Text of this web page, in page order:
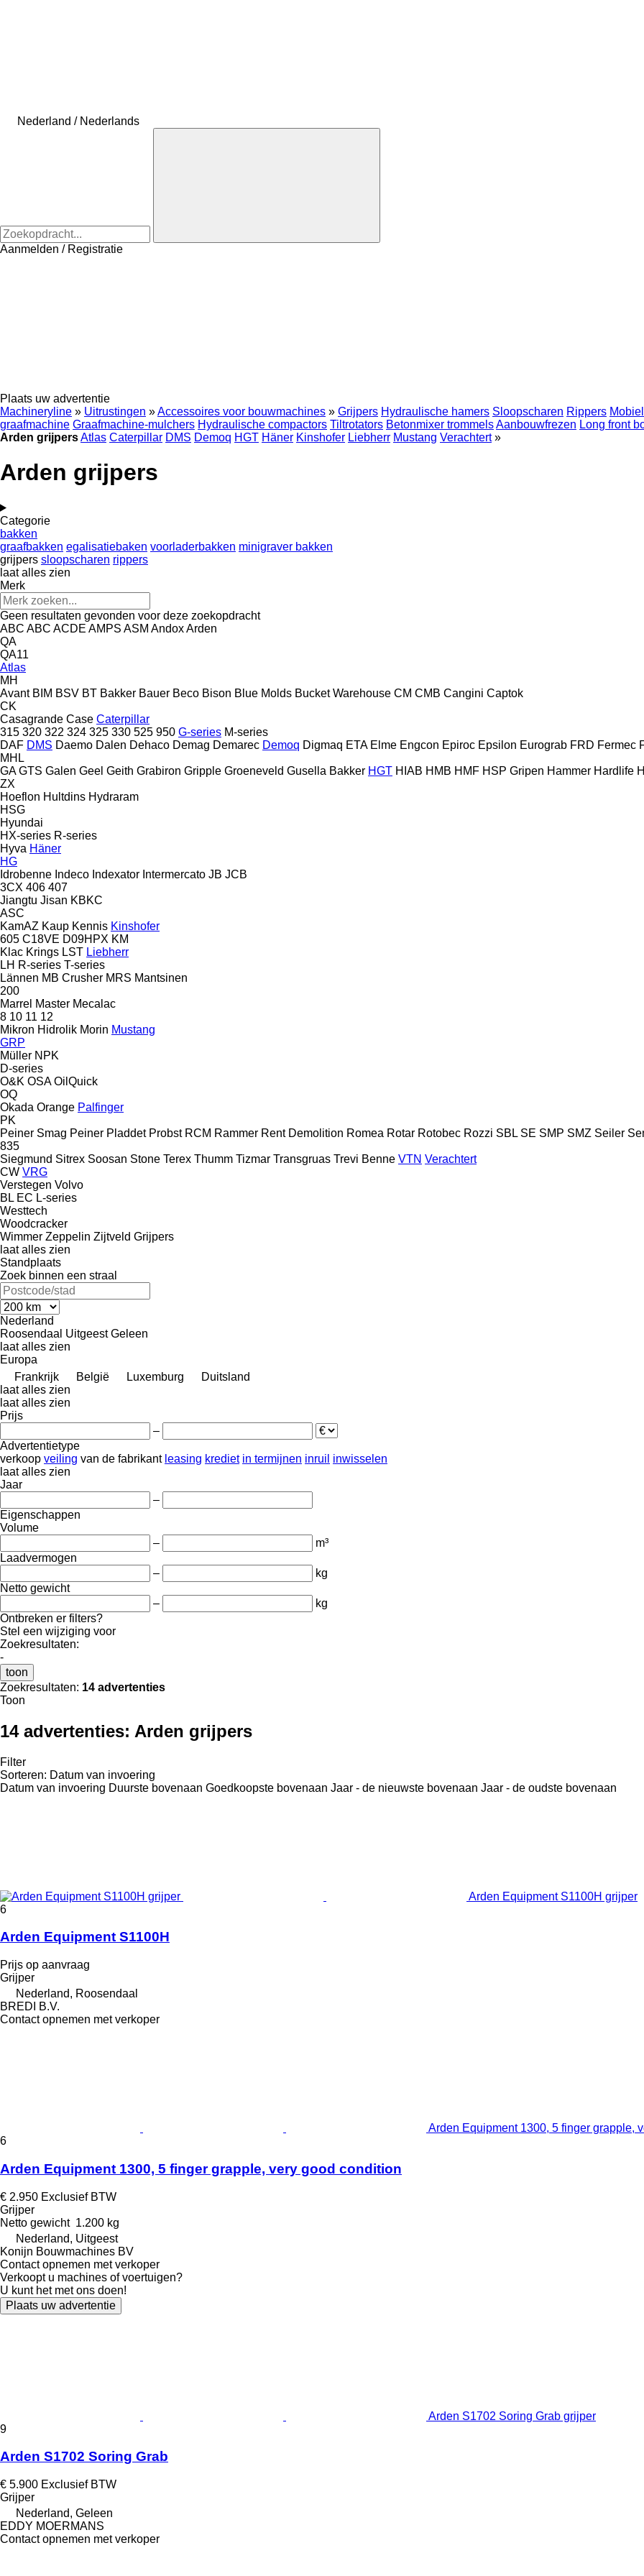
Nederland / Nederlands
Aanmelden / Registratie
Plaats uw advertentie
Machineryline » Uitrustingen »Accessoires voor bouwmachines » Grijpers Hydraulische hamers Sloopscharen Rippers
graafmachine Graafmachine-mulchers Hydraulische compactors Tiltrotators Betonmixer trommelsAanbouwfrezen Long front
Arden grijpersAtlas Caterpillar DMS Demoq HGT Häner Kinshofer Liebherr Mustang Verachtert »
Arden grijpers
Categorie
bakken
graafbakken egalisatiebaken voorladerbakken minigraver bakken
grijpers sloopscharen rippers
laat alles zien
Merk
Geen resultaten gevonden voor deze zoekopdracht
ABC ABC ACDE AMPS ASM AndoxArden
QA
QA11
Atlas
MH
Avant BIM BSV BT Bakker Bauer Beco Bison Blue Molds Bucket Warehouse CM CMB Cangini Captok
CK
Casagrande Case Caterpillar
315 320 322 324 325 330 525 950 G-series M-series
DAF DMS Daemo Dalen Dehaco Demag Demarec Demoq Digmaq ETA Elme Engcon Epiroc Epsilon Eurograb FRD Fermec
MHL
GA GTS Galen Geel Geith Grabiron Gripple Groeneveld Gusella Bakker HGT HIAB HMB HMF HSP Gripen Hammer Hardlife
ZX
Hoeflon Hultdins Hydraram
HSG
Hyundai
HX-series R-series
Hyva Häner
HG
Idrobenne Indeco Indexator Intermercato JB JCB
3CX 406 407
Jiangtu Jisan KBKC
ASC
KamAZ Kaup Kennis Kinshofer
605 C18VE D09HPX KM
Klac Krings LST Liebherr
LH R-series T-series
Lännen MB Crusher MRS Mantsinen
200
Marrel Master Mecalac
8 10 11 12
Mikron Hidrolik Morin Mustang
GRP
Müller NPK
D-series
O&K OSA OilQuick
OQ
Okada Orange Palfinger
PK
Peiner Smag Peiner Pladdet Probst RCM Rammer Rent Demolition Romea Rotar Rotobec Rozzi SBL SE SMP SMZ Seiler
835
Siegmund Sitrex Soosan Stone Terex Thumm Tizmar Transgruas Trevi Benne VTN Verachtert
CW VRG
Verstegen Volvo
BL EC L-series
Westtech
Woodcracker
Wimmer Zeppelin Zijtveld Grijpers
laat alles zien
Standplaats
Zoek binnen een straal
Nederland
Roosendaal Uitgeest Geleen
laat alles zien
Europa
Frankrijk
België Luxemburg
Duitsland
laat alles zien
laat alles zien
Prijs
–
Advertentietype
verkoop veiling van de fabrikant leasing krediet in termijnen inruil inwisselen
laat alles zien
Jaar
–
Eigenschappen
Volume
–
m³
Laadvermogen
–
kg
Netto gewicht
–
kg
Ontbreken er filters?
Stel een wijziging voor
Zoekresultaten:
-
toon
Zoekresultaten: 14 advertenties
Toon
14 advertenties: Arden grijpers
Filter
Sorteren: Datum van invoering
Datum van invoering Duurste bovenaan Goedkoopste bovenaan Jaar - de nieuwste bovenaan Jaar - de oudste bovenaan
Arden Equipment S1100H grijper
6
Arden Equipment S1100H
Prijs op aanvraag
Grijper
Nederland, Roosendaal
BREDI B.V.
Contact opnemen met verkoper
Arden Equipment 1300, 5 finger grapple,
6
Arden Equipment 1300, 5 finger grapple, very good condition
€ 2.950 Exclusief BTW
Grijper
Netto gewicht 1.200 kg
Nederland, Uitgeest
Konijn Bouwmachines BV
Contact opnemen met verkoper
Verkoopt u machines of voertuigen?
U kunt het met ons doen!
Plaats uw advertentie
Arden S1702 Soring Grab grijper
9
Arden S1702 Soring Grab
€ 5.900 Exclusief BTW
Grijper
Nederland, Geleen
EDDY MOERMANS
Contact opnemen met verkoper